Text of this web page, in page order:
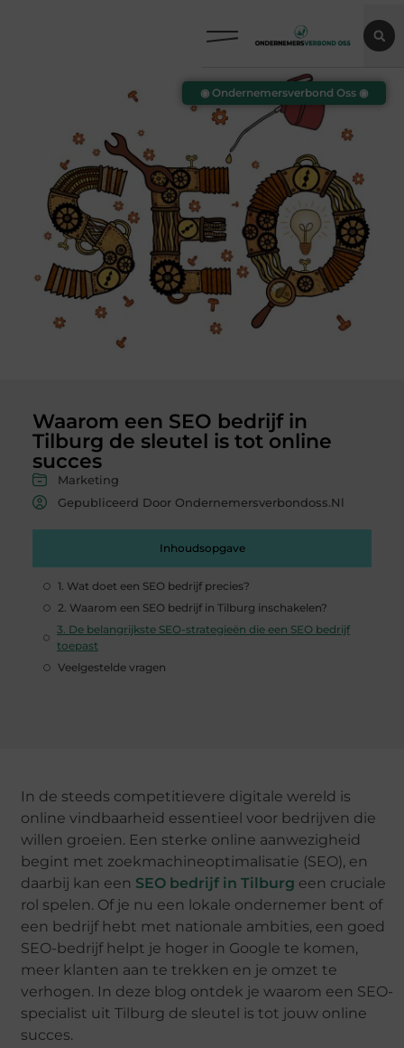
Waarom een SEO bedrijf in
Tilburg de sleutel is tot online
succes
Marketing
Gepubliceerd Door Ondernemersverbondoss.nl
Inhoudsopgave
1. Wat doet een SEO bedrijf precies?
2. Waarom een SEO bedrijf in Tilburg inschakelen?
3. De belangrijkste SEO-strategieën die een SEO bedrijf
toepast
Veelgestelde vragen
◉ Ondernemersverbond Oss ◉
In de steeds competitievere digitale wereld is
online vindbaarheid essentieel voor bedrijven die
willen groeien. Een sterke online aanwezigheid
begint met zoekmachineoptimalisatie (SEO), en
daarbij kan een SEO bedrijf in Tilburg een cruciale
rol spelen. Of je nu een lokale ondernemer bent of
een bedrijf hebt met nationale ambities, een goed
SEO-bedrijf helpt je hoger in Google te komen,
meer klanten aan te trekken en je omzet te
verhogen. In deze blog ontdek je waarom een SEO-
specialist uit Tilburg de sleutel is tot jouw online
succes.